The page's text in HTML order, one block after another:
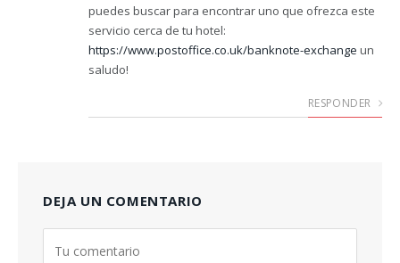
puedes buscar para encontrar uno que ofrezca este
servicio cerca de tu hotel:
https://www.postoffice.co.uk/banknote-exchange un
saludo!
RESPONDER
DEJA UN COMENTARIO